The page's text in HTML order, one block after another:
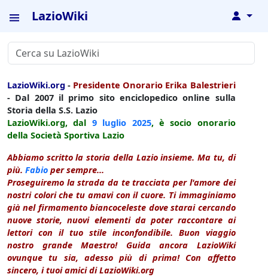
LazioWiki ↓
LazioWiki.org - Presidente Onorario Erika Balestrieri
- Dal 2007 il primo sito enciclopedico online sulla
Storia della S.S. Lazio
LazioWiki.org, dal 9 luglio 2025, è socio onorario
della Società Sportiva Lazio
Abbiamo scritto la storia della Lazio insieme. Ma tu, di
più. Fabio per sempre...
Proseguiremo la strada da te tracciata per l'amore dei
nostri colori che tu amavi con il cuore. Ti immaginiamo
già nel firmamento biancoceleste dove starai cercando
nuove storie, nuovi elementi da poter raccontare ai
lettori con il tuo stile inconfondibile. Buon viaggio
nostro grande Maestro! Guida ancora LazioWiki
ovunque tu sia, adesso più di prima! Con affetto
sincero, i tuoi amici di LazioWiki.org